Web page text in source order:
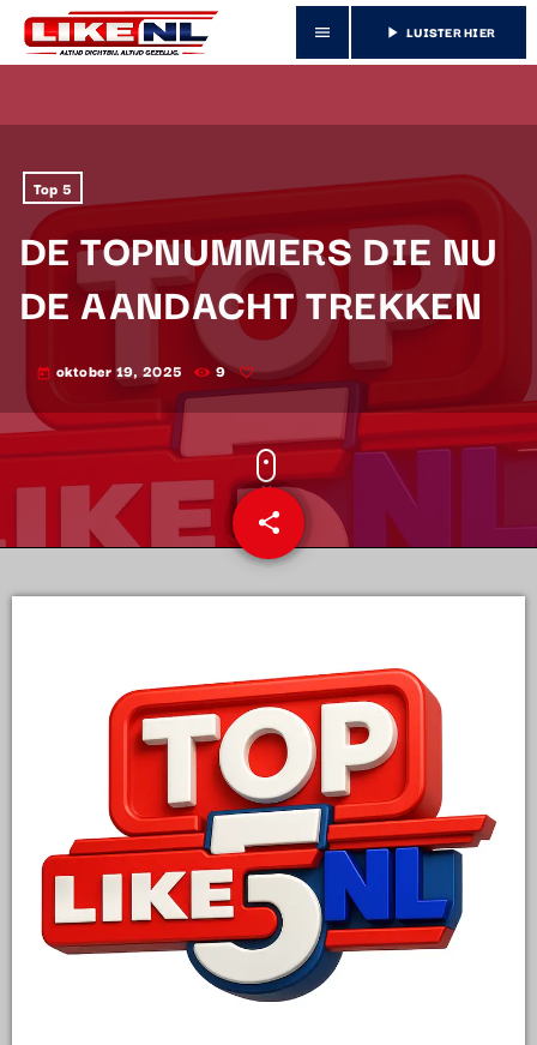
menu play_arrow LUISTER HIER
Top 5
DE TOPNUMMERS DIE NU
DE AANDACHT TREKKEN
today oktober 19, 2025 9
share
email